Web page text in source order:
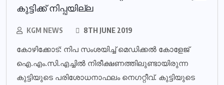
കുട്ടിക്ക് നിപ്പയില്ല
KGM NEWS 8TH JUNE 2019
കോഴിക്കോട്: നിപ സംശയിച്ച് മെഡിക്കല്‍ കോളേജ്
ഐ.എം.സി.എച്ചില്‍ നിരീക്ഷണത്തിലുണ്ടായിരുന്ന
കുട്ടിയുടെ പരിശോധനാഫലം നെഗറ്റീവ്. കുട്ടിയുടെ